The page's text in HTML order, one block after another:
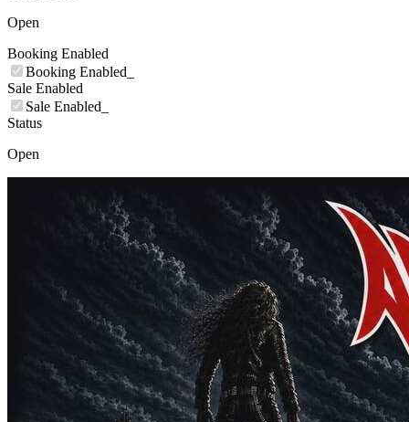
Open
Booking Enabled
Booking Enabled_
Sale Enabled
Sale Enabled_
Status
Open